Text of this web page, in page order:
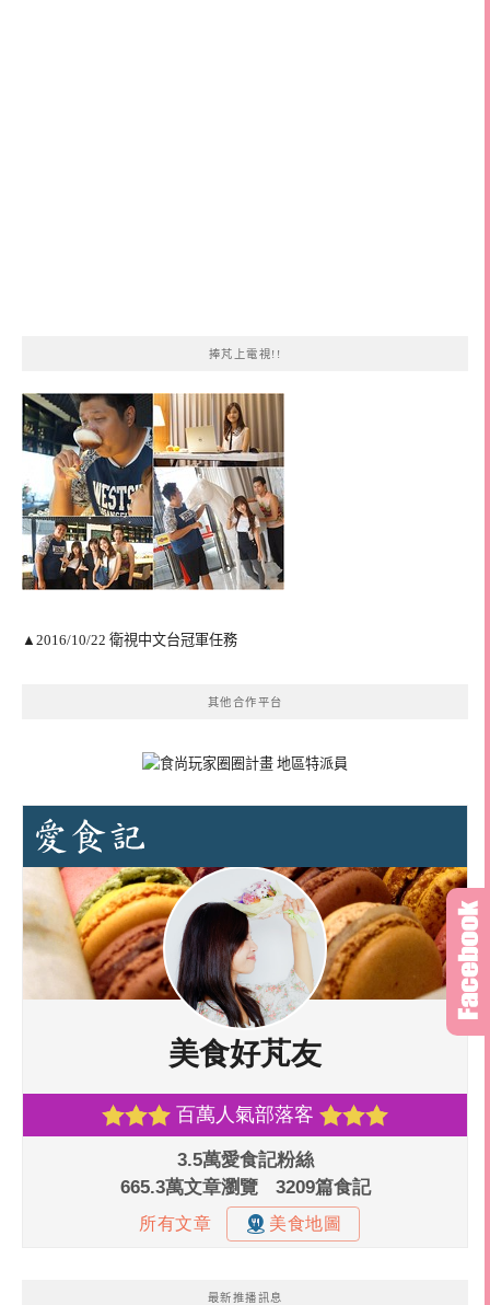
捧芃上電視!!
▲2016/10/22 衛視中文台冠軍任務
其他合作平台
最新推播訊息